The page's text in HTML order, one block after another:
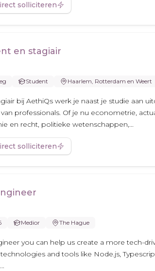
solliciteren
en stagiair
Student Haarlem, Rotterdam en Weert
bij AethiQs werk je naast je studie aan
professionals. Of je nu econometrie,
en recht, politieke wetenschappen,...
solliciteren
Medior The Hague
you can help us create a more tech-
and tools like Node.js,